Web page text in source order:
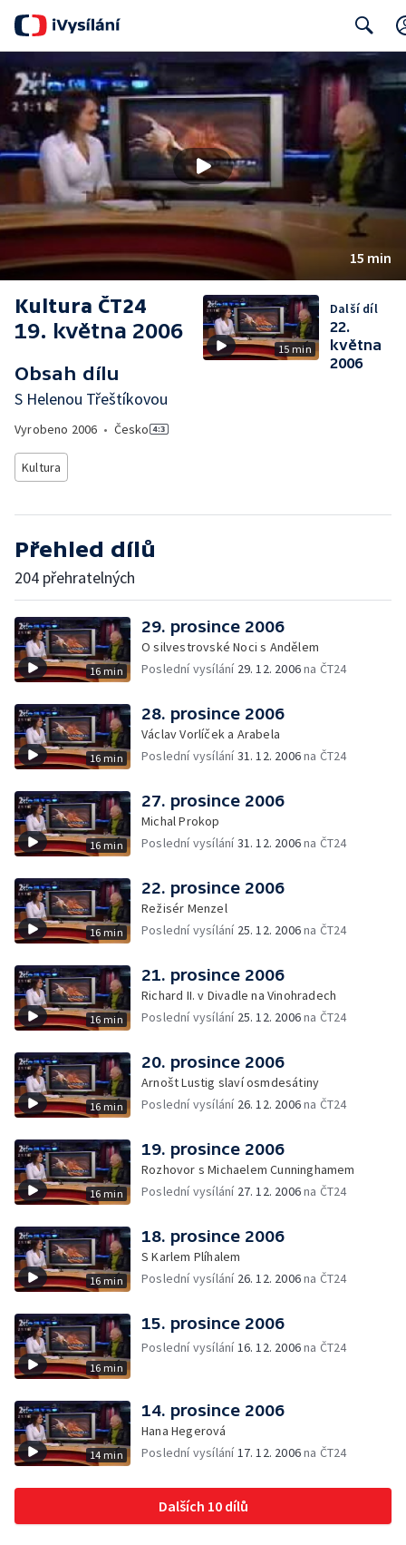
Search
15 min
Kultura ČT24
19. května 2006
Obsah dílu
S Helenou Třeštíkovou
Vyrobeno 2006 • Česko
Kultura
15 min
Další díl
22.
května
2006
Přehled dílů
204 přehratelných
16 min
29. prosince 2006
O silvestrovské Noci s Andělem
Poslední vysílání 29. 12. 2006na ČT24
16 min
28. prosince 2006
Václav Vorlíček a Arabela
Poslední vysílání31. 12. 2006na ČT24
16 min
27. prosince 2006
Michal Prokop
Poslední vysílání31. 12. 2006na ČT24
16 min
22. prosince 2006
Režisér Menzel
Poslední vysílání 25. 12. 2006na ČT24
16 min
21. prosince 2006
Richard II. v Divadle na Vinohradech
Poslední vysílání 25. 12. 2006na ČT24
16 min
20. prosince 2006
Arnošt Lustig slaví osmdesátiny
Poslední vysílání 26. 12. 2006na ČT24
16 min
19. prosince 2006
Rozhovor s Michaelem Cunninghamem
Poslední vysílání 27. 12. 2006na ČT24
16 min
18. prosince 2006
S Karlem Plíhalem
Poslední vysílání 26. 12. 2006na ČT24
16 min
15. prosince 2006
Poslední vysílání16. 12. 2006na ČT24
14 min
14. prosince 2006
Hana Hegerová
Poslední vysílání17. 12. 2006na ČT24
Dalších 10 dílů